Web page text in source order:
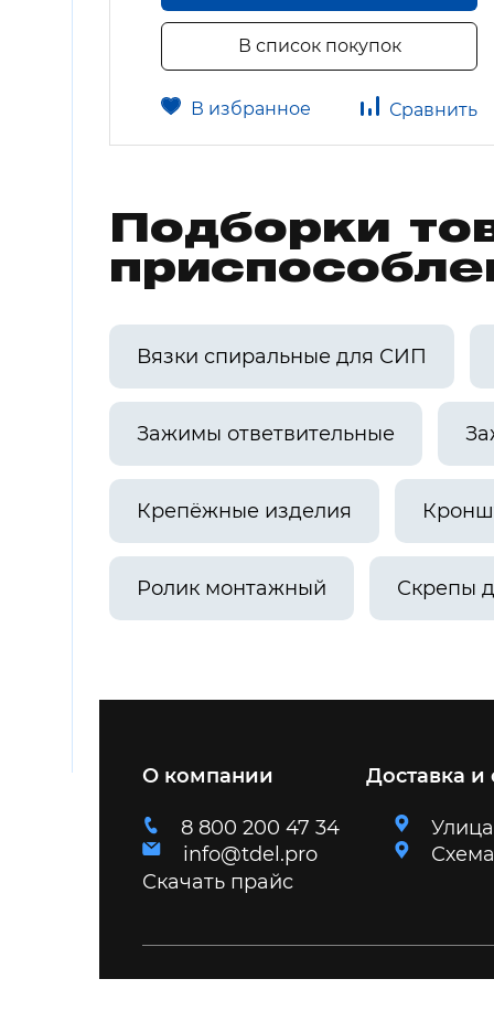
В список покупок
В избранное Сравнить
Подборки
Вязки спиральные для СИП
Зажимы ответвительные
Крепёжные изделия
Ролик монтажный Скрепы
О компании Доставка и
8 800 200 47 34
info@tdel.pro
Улица
Скачать прайс